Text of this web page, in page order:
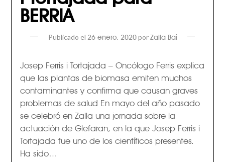
BERRIA
Publicado el 26 enero, 2020por Zalla Bai
Josep Ferris i Tortajada – Oncólogo Ferris explica
que las plantas de biomasa emiten muchos
contaminantes y confirma que causan graves
problemas de salud En mayo del año pasado
se celebró en Zalla una jornada sobre la
actuación de Glefaran, en la que Josep Ferris i
Tortajada fue uno de los científicos presentes.
Ha sido…